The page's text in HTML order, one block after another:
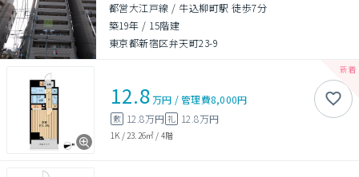
都営大江戸線 / 牛込柳町駅 徒歩7分
築19年 / 15階建
東京都新宿区弁天町23-9
12.8万円 /管理費8,000円
敷 12.8万円 礼 12.8万円
1K / 23.26㎡ / 4階